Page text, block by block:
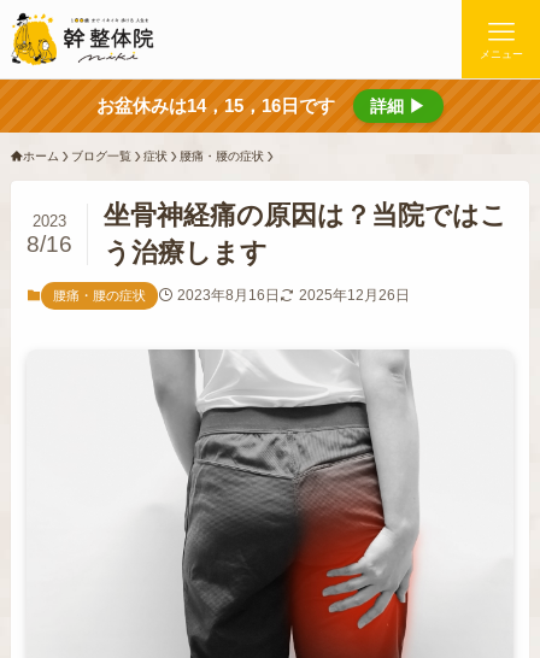
メニュー
お盆休みは14，15，16日です 詳細 ▶
ホーム ブログ一覧 症状 腰痛・腰の症状
坐骨神経痛の原因は？当院ではこ
う治療します
2023
8/16
腰痛・腰の症状 2023年8月16日 2025年12月26日